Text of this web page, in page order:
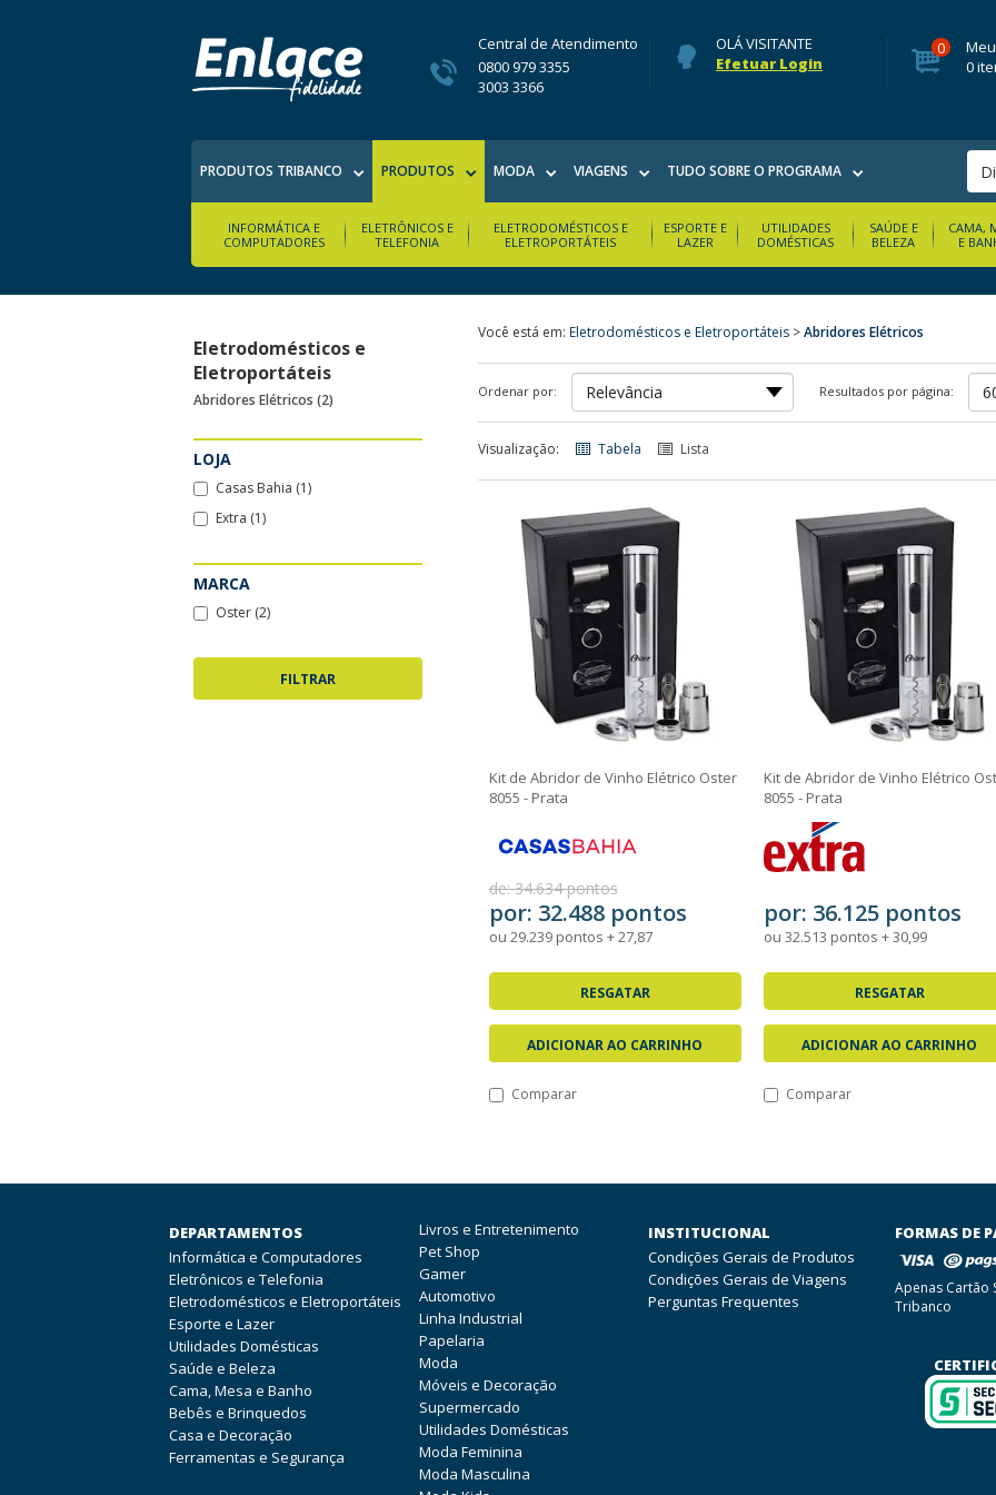
Central de Atendimento
0800 979 3355
3003 3366
OLÁ VISITANTE
Efetuar Login
0
0
PRODUTOS TRIBANCO PRODUTOS MODA VIAGENS TUDO SOBRE O PROGRAMA
INFORMÁTICA E
COMPUTADORES
ELETRÔNICOS E
TELEFONIA
ELETRODOMÉSTICOS E
ELETROPORTÁTEIS
ESPORTE E
LAZER
UTILIDADES
DOMÉSTICAS
SAÚDE E
BELEZA
CAMA,
E
Eletrodomésticos e
Eletroportáteis
Abridores Elétricos (2)
LOJA
Casas Bahia (1)
Extra (1)
MARCA
Oster (2)
Você está em: Eletrodomésticos e Eletroportáteis>Abridores Elétricos
Ordenar por: Resultados por página:
Visualização: Tabela Lista
Kit de Abridor de Vinho Elétrico Oster
8055 - Prata
de: 34.634 pontos
por: 32.488 pontos
ou 29.239 pontos + 27,87
RESGATAR
ADICIONAR AO CARRINHO
Comparar
Kit de Abridor de Vinho Elétrico
8055 - Prata
por: 36.125 pontos
ou 32.513 pontos + 30,99
RESGATAR
ADICIONAR AO CARRINHO
Comparar
DEPARTAMENTOS
Informática e Computadores
Eletrônicos e Telefonia
Eletrodomésticos e Eletroportáteis
Esporte e Lazer
Utilidades Domésticas
Saúde e Beleza
Cama, Mesa e Banho
Bebês e Brinquedos
Casa e Decoração
Ferramentas e Segurança
Livros e Entretenimento
Pet Shop
Gamer
Automotivo
Linha Industrial
Papelaria
Moda
Móveis e Decoração
Supermercado
Utilidades Domésticas
Moda Feminina
Moda Masculina
INSTITUCIONAL
Condições Gerais de Produtos
Condições Gerais de Viagens
Perguntas Frequentes
FORMAS DE
Apenas Cartão
Tribanco